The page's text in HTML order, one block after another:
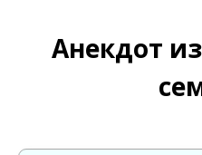
Анекдот